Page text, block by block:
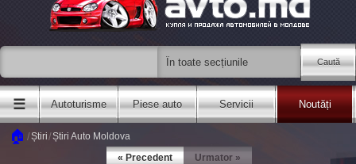
Caută
☰ Autoturisme Piese auto Servicii Noutăți
🏠 /Știri/Știri Auto Moldova
« Precedent
Urmator »